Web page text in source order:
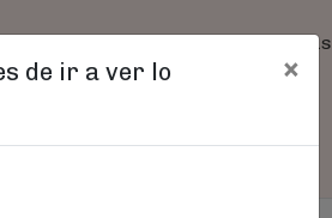
Agendas
de ir a ver lo
×